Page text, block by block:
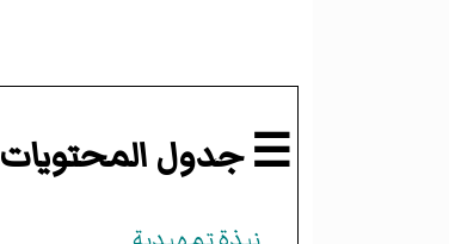
☰ جدول المحتويات